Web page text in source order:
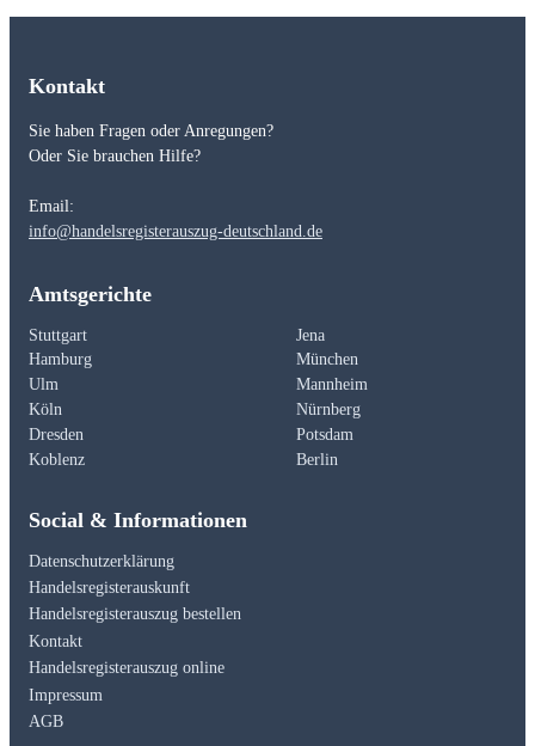
Kontakt
Sie haben Fragen oder Anregungen?
Oder Sie brauchen Hilfe?
Email:
info@handelsregisterauszug-deutschland.de
Amtsgerichte
Stuttgart
Jena
Hamburg
München
Ulm
Mannheim
Köln
Nürnberg
Dresden
Potsdam
Koblenz
Berlin
Social & Informationen
Datenschutzerklärung
Handelsregisterauskunft
Handelsregisterauszug bestellen
Kontakt
Handelsregisterauszug online
Impressum
AGB